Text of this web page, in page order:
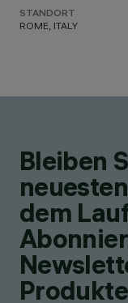
STANDORT
ROME, ITALY
Bleiben
dem